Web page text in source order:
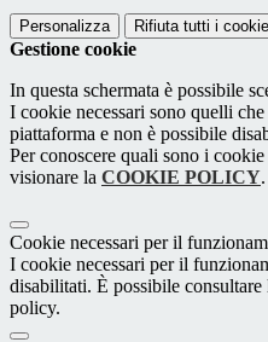
Personalizza Rifiuta tutti i
Gestione cookie
In questa schermata è possibile
I cookie necessari sono quelli
piattaforma e non è possibile
Per conoscere quali sono i
visionare la COOKIE POLICY.
Cookie necessari per il
I cookie necessari per il
disabilitati. È possibile
policy.